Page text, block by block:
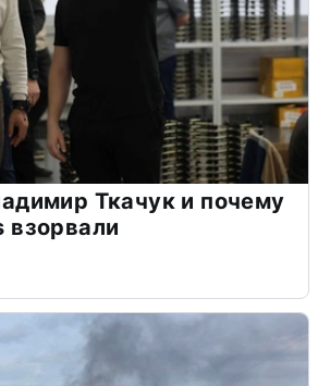
Ткачук и почему
взорвали